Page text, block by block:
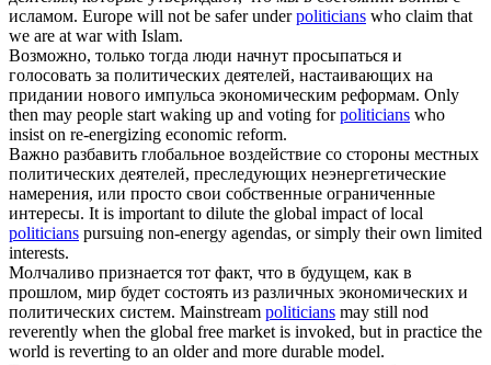
исламом. Europe will not be safer underpoliticians who claim that
we are at war with Islam.
Возможно, только тогда люди начнут просыпаться и
голосовать за политических деятелей, настаивающих на
придании нового импульса экономическим реформам. Only
then may people start waking up and voting forpoliticians who
insist on re-energizing economic reform.
Важно разбавить глобальное воздействие со стороны местных
политических деятелей, преследующих неэнергетические
намерения, или просто свои собственные ограниченные
интересы. It is important to dilute the global impact of local
politicians pursuing non‑energy agendas, or simply their own limited
interests.
Молчаливо признается тот факт, что в будущем, как в
прошлом, мир будет состоять из различных экономических и
политических систем. Mainstream politicians may still nod
reverently when the global free market is invoked, but in practice the
world is reverting to an older and more durable model.